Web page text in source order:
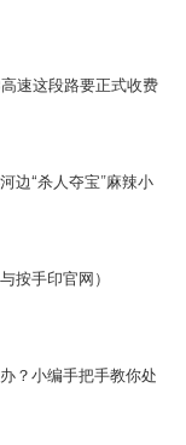
速这段路要正式收费
边“杀人夺宝”麻辣小
按手印官网）
？小编手把手教你处